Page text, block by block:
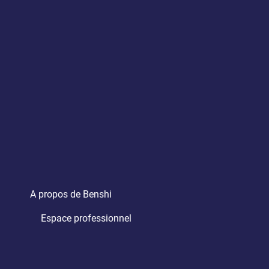
A propos de Benshi
Espace professionnel